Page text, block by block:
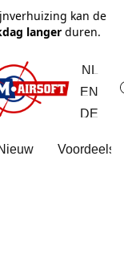
kan de
langerduren.
NL
EN
DE